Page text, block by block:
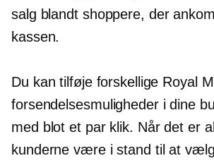
salg blandt shoppere, der
kassen.
Du kan tilføje forskellige Royal
forsendelsesmuligheder i dine
med blot et par klik. Når det er
kunderne være i stand til at